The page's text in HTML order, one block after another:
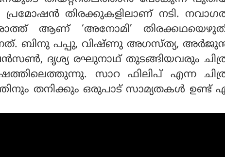
പ്രമോഷന്‍ തിരക്കുകളിലാണ് നടി.
ആണ് ‘അനോമി’
ബിനു പപ്പു, വിഷ്ണു അഗസ്ത്യ,
ദൃശ്യ രഘുനാഥ് തുടങ്ങിയവരും
സാറ ഫിലിപ് എന്ന
തനിക്കും ഒരുപാട് സാമ്യതകള്‍ ഉണ്ട്